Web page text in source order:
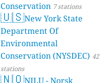
Conservation 7 stations
🇺🇸New York State
Department Of
Environmental
Conservation (NYSDEC) 42
stations
🇳🇴NILU - Norsk